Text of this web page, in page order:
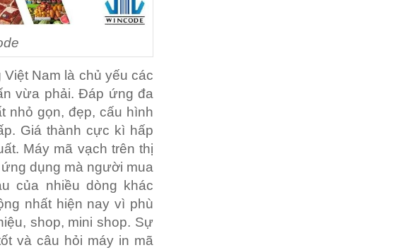
Nam là chủ yếu các
vừa phải. Đáp ứng đa
nhỏ gọn, đẹp, cấu hình
Giá thành cực kì hấp
Máy mã vạch trên thị
dụng mà người mua
của nhiều dòng khác
nhất hiện nay vì phù
shop, mini shop. Sự
và câu hỏi máy in mã